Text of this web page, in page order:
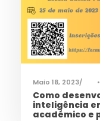
Maio 18, 2023 •
Como
inteligência
académico e